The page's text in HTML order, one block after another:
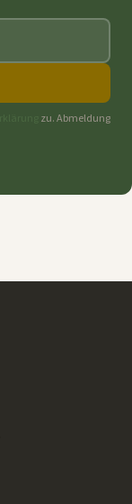
zu. Abmeldung